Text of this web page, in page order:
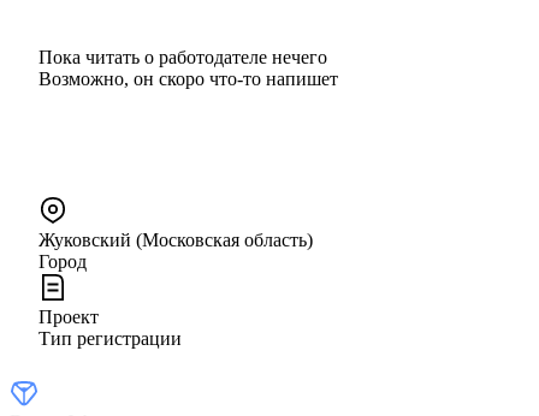
Пока читать о работодателе нечего
Возможно, он скоро что‑то напишет
Жуковский (Московская область)
Город
Проект
Тип регистрации